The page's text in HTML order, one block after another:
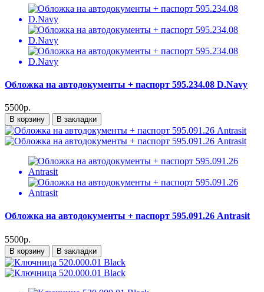
Обложка на автодокументы + паспорт 595.234.08 D.Navy
5500р.
В корзину В закладки
Обложка на автодокументы + паспорт 595.091.26 Antrasit
5500р.
В корзину В закладки